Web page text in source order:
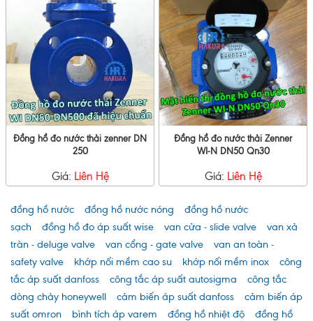
Đồng hồ đo nước thải zenner DN
250
Giá: Liên Hệ
Đồng hồ đo nước thải Zenner
WI-N DN50 Qn30
Giá: Liên Hệ
đồng hồ nước đồng hồ nước nóng
đồng hồ nước
sạch
đồng hồ đo áp suất wise van cửa - slide valve
van xả
tràn - deluge valve
van cổng - gate valve
van an toàn -
safety valve
khớp nối mềm cao su khớp nối mềm inox
công
tắc áp suất danfoss
công tắc áp suất autosigma
công tắc
dòng chảy honeywell
cảm biến áp suất danfoss
cảm biến áp
suất omron
bình tích áp varem đồng hồ nhiệt độ
đồng hồ